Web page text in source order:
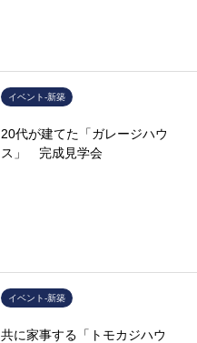
イベント-新築
20代が建てた「ガレージハウ
ス」 完成見学会
イベント-新築
共に家事する「トモカジハウ